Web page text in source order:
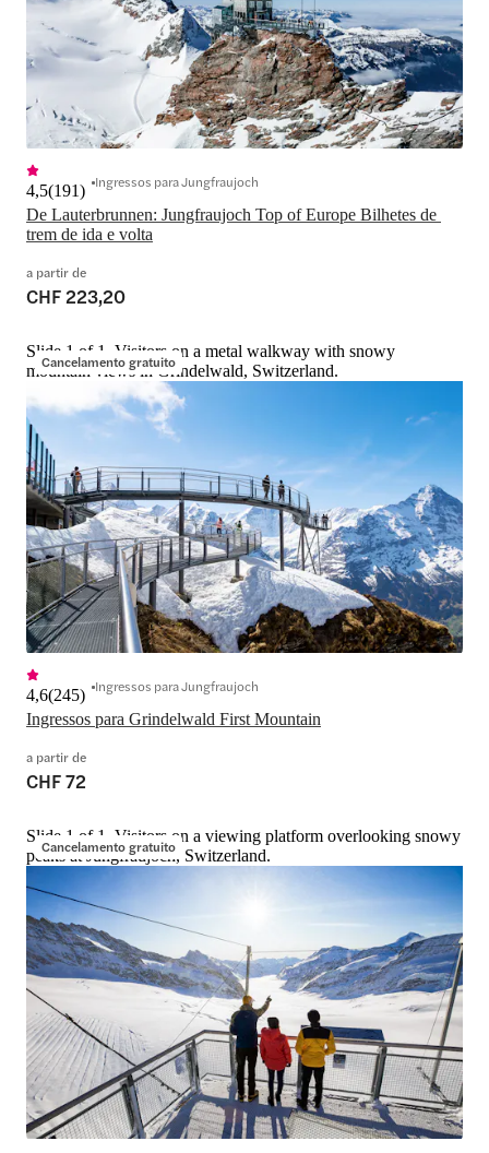
De Lauterbrunnen: Jungfraujoch Top of Europe Bilhetes de
trem de ida e volta
4,5(191) Ingressos para Jungfraujoch
a partir de
CHF 223,20
Cancelamento gratuito
Slide 1 of 1, Visitors on a metal walkway with snowy
mountain views in Grindelwald, Switzerland.
Ingressos para Grindelwald First Mountain
4,6(245) Ingressos para Jungfraujoch
a partir de
CHF 72
Cancelamento gratuito
Slide 1 of 1, Visitors on a viewing platform overlooking snowy
peaks at Jungfraujoch, Switzerland.